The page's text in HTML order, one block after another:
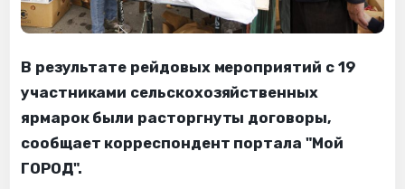
В результате рейдовых мероприятий с 19
участниками сельскохозяйственных
ярмарок были расторгнуты договоры,
сообщает корреспондент портала "Мой
ГОРОД".